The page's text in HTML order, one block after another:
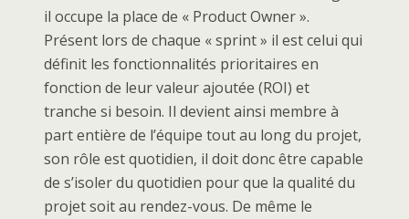
il occupe la place de « Product Owner ».
Présent lors de chaque « sprint » il est celui qui
définit les fonctionnalités prioritaires en
fonction de leur valeur ajoutée (ROI) et
tranche si besoin. Il devient ainsi membre à
part entière de l’équipe tout au long du projet,
son rôle est quotidien, il doit donc être capable
de s’isoler du quotidien pour que la qualité du
projet soit au rendez-vous. De même le